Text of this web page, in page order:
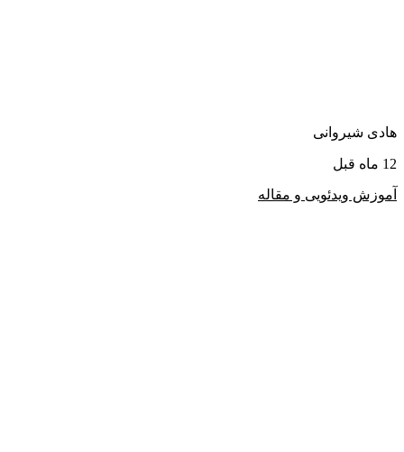
هادی شیروانی
12 ماه قبل
آموزش ویدئویی و مقاله